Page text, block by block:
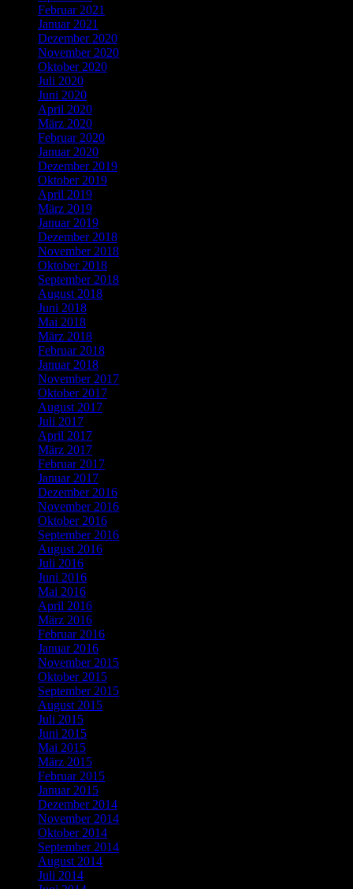
Februar 2021
Januar 2021
Dezember 2020
November 2020
Oktober 2020
Juli 2020
Juni 2020
April 2020
März 2020
Februar 2020
Januar 2020
Dezember 2019
Oktober 2019
April 2019
März 2019
Januar 2019
Dezember 2018
November 2018
Oktober 2018
September 2018
August 2018
Juni 2018
Mai 2018
März 2018
Februar 2018
Januar 2018
November 2017
Oktober 2017
August 2017
Juli 2017
April 2017
März 2017
Februar 2017
Januar 2017
Dezember 2016
November 2016
Oktober 2016
September 2016
August 2016
Juli 2016
Juni 2016
Mai 2016
April 2016
März 2016
Februar 2016
Januar 2016
November 2015
Oktober 2015
September 2015
August 2015
Juli 2015
Juni 2015
Mai 2015
März 2015
Februar 2015
Januar 2015
Dezember 2014
November 2014
Oktober 2014
September 2014
August 2014
Juli 2014